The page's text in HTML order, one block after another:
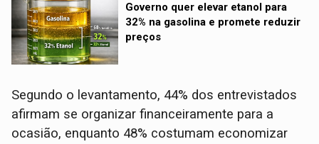
Governo quer elevar etanol para
32% na gasolina e promete reduzir
preços
Segundo o levantamento, 44% dos entrevistados
afirmam se organizar financeiramente para a
ocasião, enquanto 48% costumam economizar